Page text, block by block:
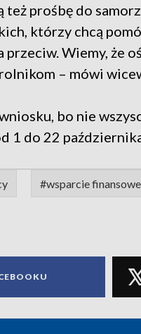
prośbę do
którzy chcą
przeciw. Wiemy, że
– mówi
bo nie
1 do 22
#wsparcie finansowe